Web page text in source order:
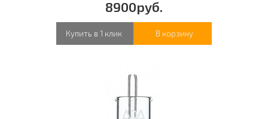
8900руб.
Купить в 1 клик В корзину